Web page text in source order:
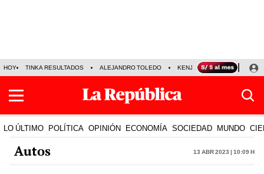
HOY TINKA RESULTADOS ALEJANDRO TOLEDO KENJI FUJIMORI
LO ÚLTIMO POLÍTICA OPINIÓN ECONOMÍA SOCIEDAD MUNDO
Autos 13 Abr 2023 | 10:09 h